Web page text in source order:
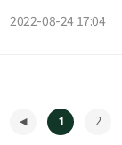
2022-08-24 17:04
1 2